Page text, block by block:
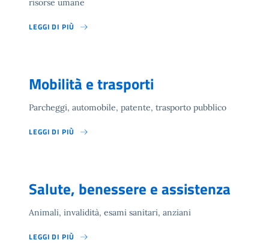
risorse umane
LEGGI DI PIÙ
Mobilità e trasporti
Parcheggi, automobile, patente, trasporto pubblico
LEGGI DI PIÙ
Salute, benessere e assistenza
Animali, invalidità, esami sanitari, anziani
LEGGI DI PIÙ